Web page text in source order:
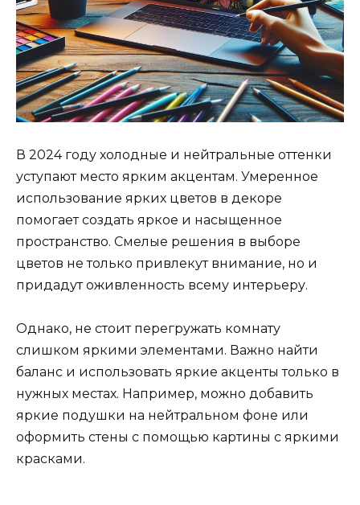
В 2024 году холодные и нейтральные оттенки
уступают место ярким акцентам. Умеренное
использование ярких цветов в декоре
помогает создать яркое и насыщенное
пространство. Смелые решения в выборе
цветов не только привлекут внимание, но и
придадут оживленность всему интерьеру.
Однако, не стоит перегружать комнату
слишком яркими элементами. Важно найти
баланс и использовать яркие акценты только в
нужных местах. Например, можно добавить
яркие подушки на нейтральном фоне или
оформить стены с помощью картины с яркими
красками.